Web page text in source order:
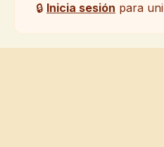
🔒 Inicia sesión para